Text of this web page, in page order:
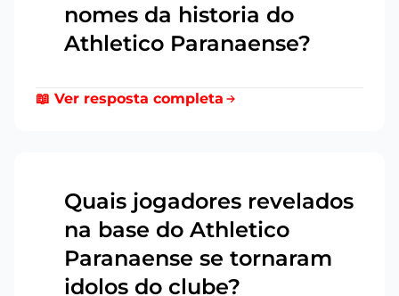
nomes da historia do
Athletico Paranaense?
📖 Ver resposta completa
Quais jogadores revelados
na base do Athletico
Paranaense se tornaram
idolos do clube?